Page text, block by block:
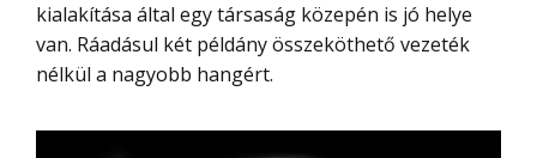
kialakítása által egy társaság közepén is jó helye
van. Ráadásul két példány összeköthető vezeték
nélkül a nagyobb hangért.